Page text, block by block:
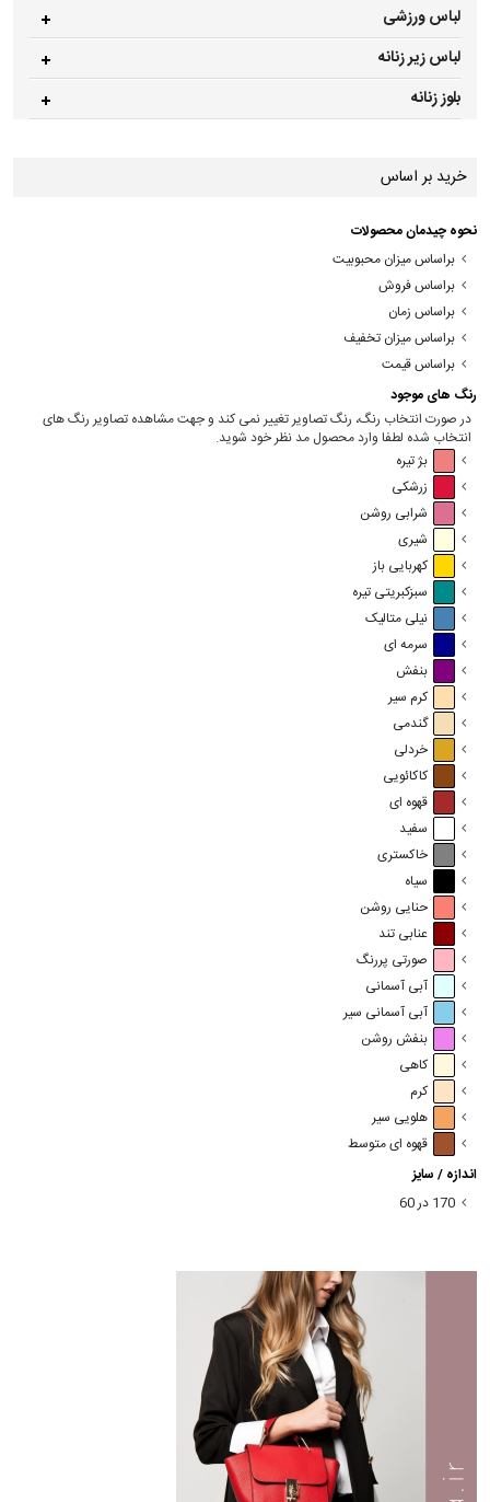
لباس ورزشی
لباس زیر زنانه
بلوز زنانه
خرید بر اساس
نحوه چیدمان محصولات
براساس میزان محبوبیت
براساس فروش
براساس زمان
براساس میزان تخفیف
براساس قیمت
رنگ های موجود
در صورت انتخاب رنگ، رنگ تصاویر تغییر نمی کند و جهت مشاهده تصاویر رنگ های
انتخاب شده لطفا وارد محصول مد نظر خود شوید.
بژ تیره
زرشکی
شرابی روشن
شیری
کهربایی باز
سبزکبریتی تیره
نیلی متالیک
سرمه ای
بنفش
کرم سیر
گندمی
خردلی
کاکائویی
قهوه ای
سفید
خاکستری
سیاه
حنایی روشن
عنابی تند
صورتی پررنگ
آبی آسمانی
آبی آسمانی سیر
بنفش روشن
کاهی
کرم
هلویی سیر
قهوه ای متوسط
اندازه / سایز
170 در 60